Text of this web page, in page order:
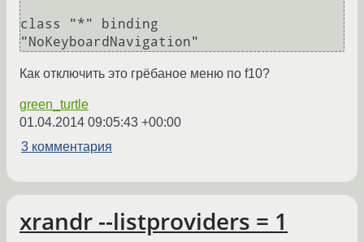
class "*" binding
Как отключить это грёбаное меню по f10?
green_turtle
01.04.2014 09:05:43 +00:00
3 комментария
xrandr --listproviders = 1